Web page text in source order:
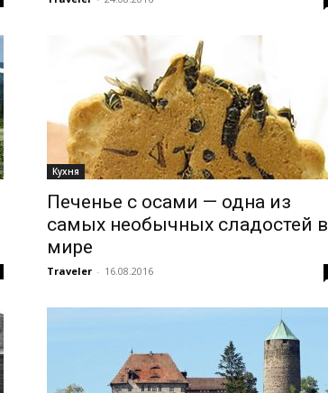
Кухня
Печенье с осами — одна из
самых необычных сладостей в
мире
Traveler - 16.08.2016